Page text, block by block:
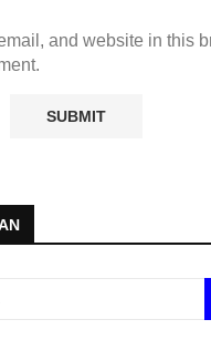
and website in this